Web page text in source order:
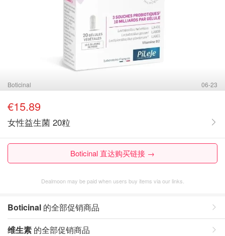
Boticinal 06-23
€15.89
女性益生菌 20粒
Boticinal 直达购买链接 →
Dealmoon may be paid when users buy items via our links.
Boticinal 的全部促销商品
维生素 的全部促销商品